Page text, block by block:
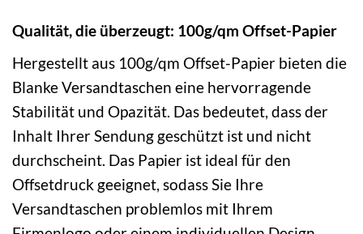
Qualität, die überzeugt: 100g/qm Offset-Papier
Hergestellt aus 100g/qm Offset-Papier bieten die
Blanke Versandtaschen eine hervorragende
Stabilität und Opazität. Das bedeutet, dass der
Inhalt Ihrer Sendung geschützt ist und nicht
durchscheint. Das Papier ist ideal für den
Offsetdruck geeignet, sodass Sie Ihre
Versandtaschen problemlos mit Ihrem